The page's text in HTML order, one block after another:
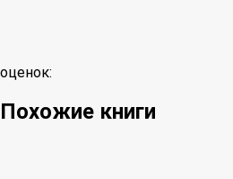
оценок:
Похожие книги